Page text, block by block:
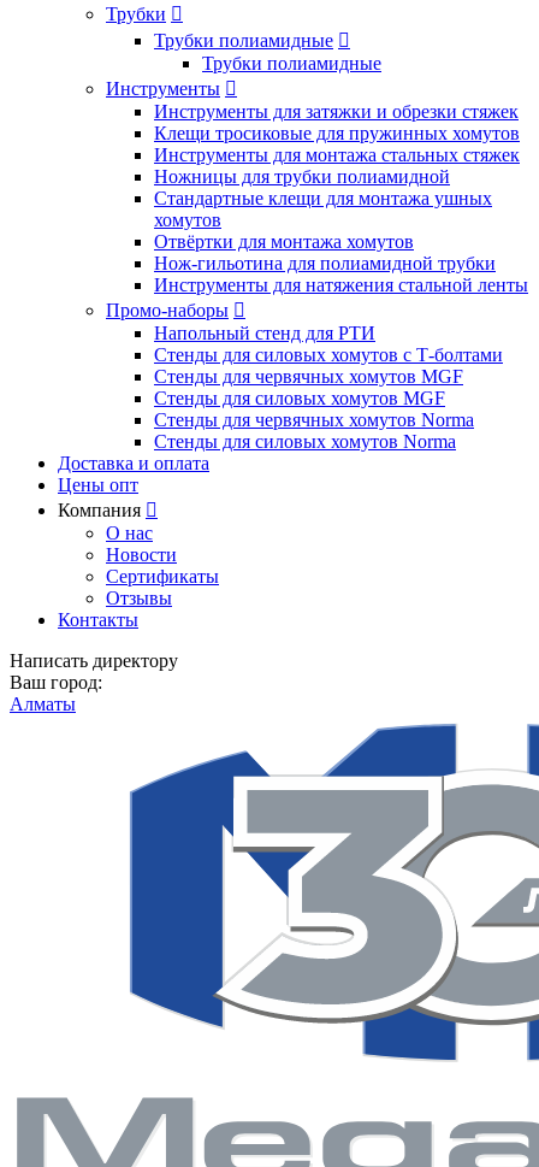
Трубки 
Трубки полиамидные 
Трубки полиамидные
Инструменты 
Инструменты для затяжки и обрезки стяжек
Клещи тросиковые для пружинных хомутов
Инструменты для монтажа стальных стяжек
Ножницы для трубки полиамидной
Стандартные клещи для монтажа ушных
хомутов
Отвёртки для монтажа хомутов
Нож-гильотина для полиамидной трубки
Инструменты для натяжения стальной ленты
Промо-наборы 
Напольный стенд для РТИ
Стенды для силовых хомутов с Т-болтами
Стенды для червячных хомутов MGF
Стенды для силовых хомутов MGF
Стенды для червячных хомутов Norma
Стенды для силовых хомутов Norma
Доставка и оплата
Цены опт
Компания 
О нас
Новости
Сертификаты
Отзывы
Контакты
Написать директору
Ваш город:
Алматы